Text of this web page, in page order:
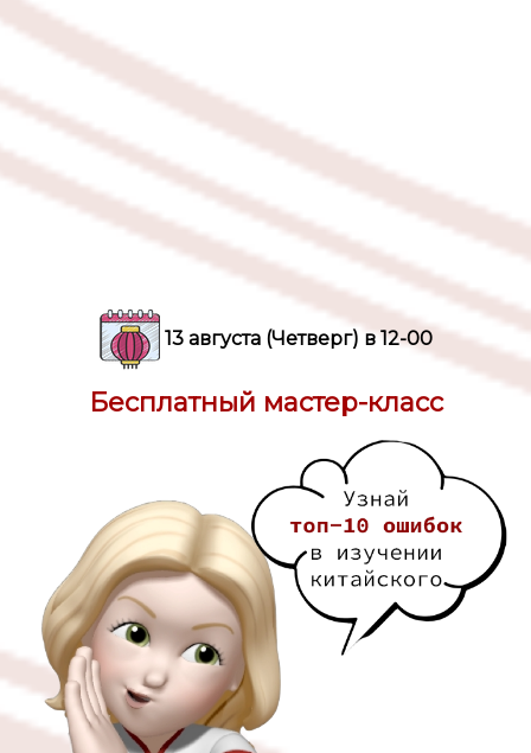
13 августа (Четверг) в 12-00
Бесплатный мастер-класс